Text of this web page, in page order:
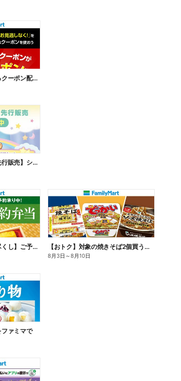
【おトク】お店で使えるクーポン配信中
【ファミマオンライン先行販売】シルバニアファミリー
【旨さ格別、こだわり尽くし】ご予約弁当 【おトク】対象の焼きそば2個買うと100円引き!
8月3日 ～8月10日
ファミマで